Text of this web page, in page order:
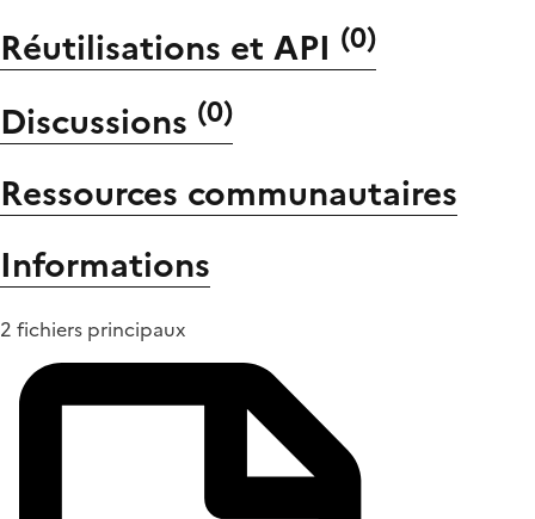
Réutilisations et API (0)
Discussions (0)
Ressources communautaires
Informations
2 fichiers principaux